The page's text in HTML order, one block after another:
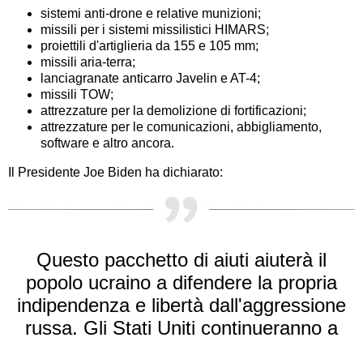
sistemi anti-drone e relative munizioni;
missili per i sistemi missilistici HIMARS;
proiettili d'artiglieria da 155 e 105 mm;
missili aria-terra;
lanciagranate anticarro Javelin e AT-4;
missili TOW;
attrezzature per la demolizione di fortificazioni;
attrezzature per le comunicazioni, abbigliamento,
software e altro ancora.
Il Presidente Joe Biden ha dichiarato:
Questo pacchetto di aiuti aiuterà il
popolo ucraino a difendere la propria
indipendenza e libertà dall'aggressione
russa. Gli Stati Uniti continueranno a